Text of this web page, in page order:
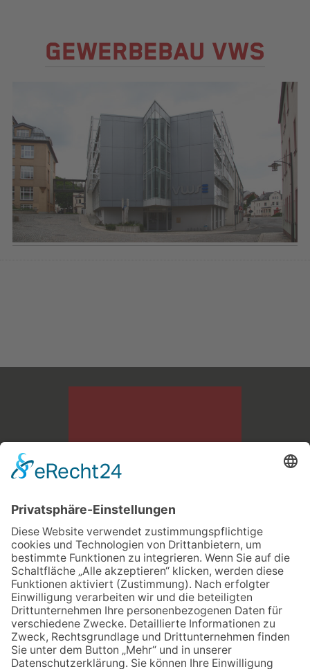
GEWERBEBAU VWS
Bau- und Transportgesellschaft LINDNER mbH
Dresdner Str. 126 A
09337 Hohenstein - Ernstthal